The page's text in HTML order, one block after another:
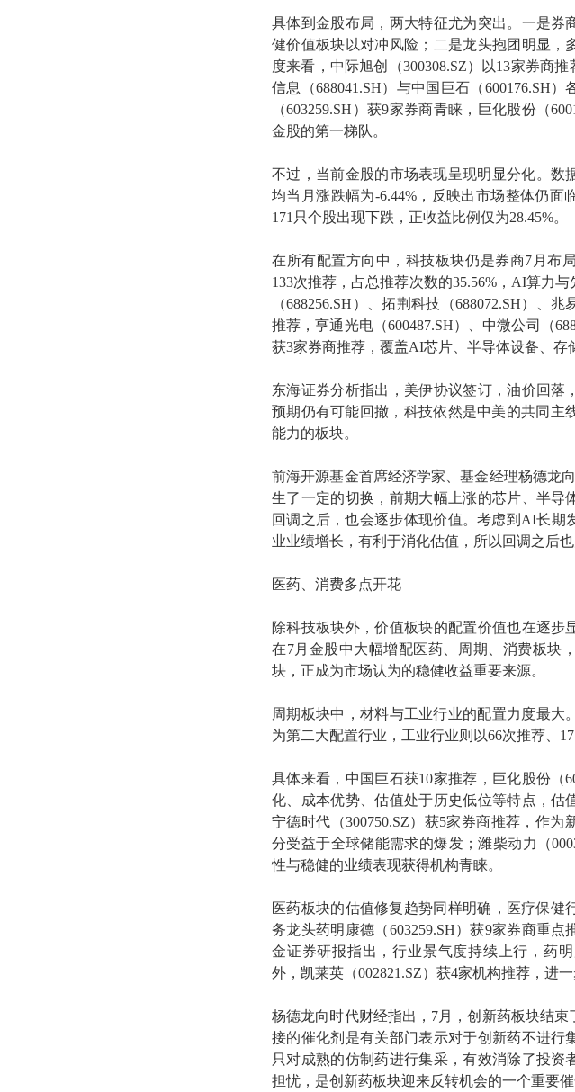
具体到金股布局，两大特征尤为突出。一是券
健价值板块以对冲风险；二是龙头抱团明显，
度来看，中际旭创（300308.SZ）以13家券商
信息（688041.SH）与中国巨石（600176.SH
（603259.SH）获9家券商青睐，巨化股份（
金股的第一梯队。
不过，当前金股的市场表现呈现明显分化。数
均当月涨跌幅为-6.44%，反映出市场整体仍面
171只个股出现下跌，正收益比例仅为28.45%。
在所有配置方向中，科技板块仍是券商7月布
133次推荐，占总推荐次数的35.56%，AI算力
（688256.SH）、拓荆科技（688072.SH）、
推荐，亨通光电（600487.SH）、中微公司（
获3家券商推荐，覆盖AI芯片、半导体设备、存
东海证券分析指出，美伊协议签订，油价回落
预期仍有可能回撤，科技依然是中美的共同主
能力的板块。
前海开源基金首席经济学家、基金经理杨德龙
生了一定的切换，前期大幅上涨的芯片、半导
回调之后，也会逐步体现价值。考虑到AI长期
业业绩增长，有利于消化估值，所以回调之后
医药、消费多点开花
除科技板块外，价值板块的配置价值也在逐步
在7月金股中大幅增配医药、周期、消费板块
块，正成为市场认为的稳健收益重要来源。
周期板块中，材料与工业行业的配置力度最大
为第二大配置行业，工业行业则以66次推荐、
具体来看，中国巨石获10家推荐，巨化股份（
化、成本优势、估值处于历史低位等特点，估
宁德时代（300750.SZ）获5家券商推荐，作
分受益于全球储能需求的爆发；潍柴动力（
性与稳健的业绩表现获得机构青睐。
医药板块的估值修复趋势同样明确，医疗保健
务龙头药明康德（603259.SH）获9家券商重
金证券研报指出，行业景气度持续上行，药
外，凯莱英（002821.SZ）获4家机构推荐，进
杨德龙向时代财经指出，7月，创新药板块结
接的催化剂是有关部门表示对于创新药不进行
只对成熟的仿制药进行集采，有效消除了投资
担忧，是创新药板块迎来反转机会的一个重要催